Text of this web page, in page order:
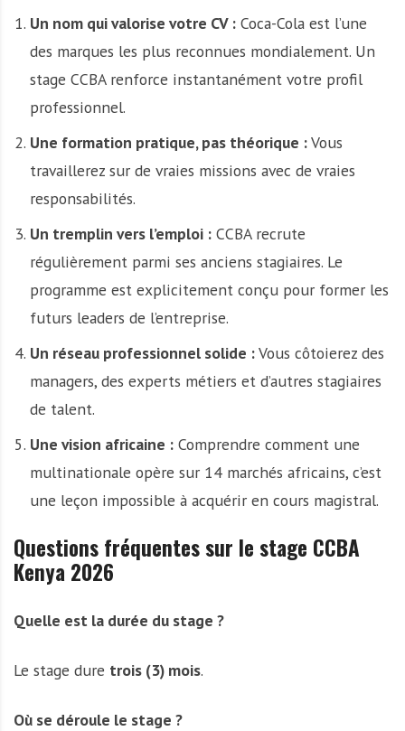
Un nom qui valorise votre CV :Coca-Cola est l’une
des marques les plus reconnues mondialement. Un
stage CCBA renforce instantanément votre profil
professionnel.
Une formation pratique, pas théorique :Vous
travaillerez sur de vraies missions avec de vraies
responsabilités.
Un tremplin vers l’emploi :CCBA recrute
régulièrement parmi ses anciens stagiaires. Le
programme est explicitement conçu pour former les
futurs leaders de l’entreprise.
Un réseau professionnel solide :Vous côtoierez des
managers, des experts métiers et d’autres stagiaires
de talent.
Une vision africaine :Comprendre comment une
multinationale opère sur 14 marchés africains, c’est
une leçon impossible à acquérir en cours magistral.
Questions fréquentes sur le stage CCBA
Kenya 2026
Quelle est la durée du stage ?
Le stage dure trois (3) mois.
Où se déroule le stage ?